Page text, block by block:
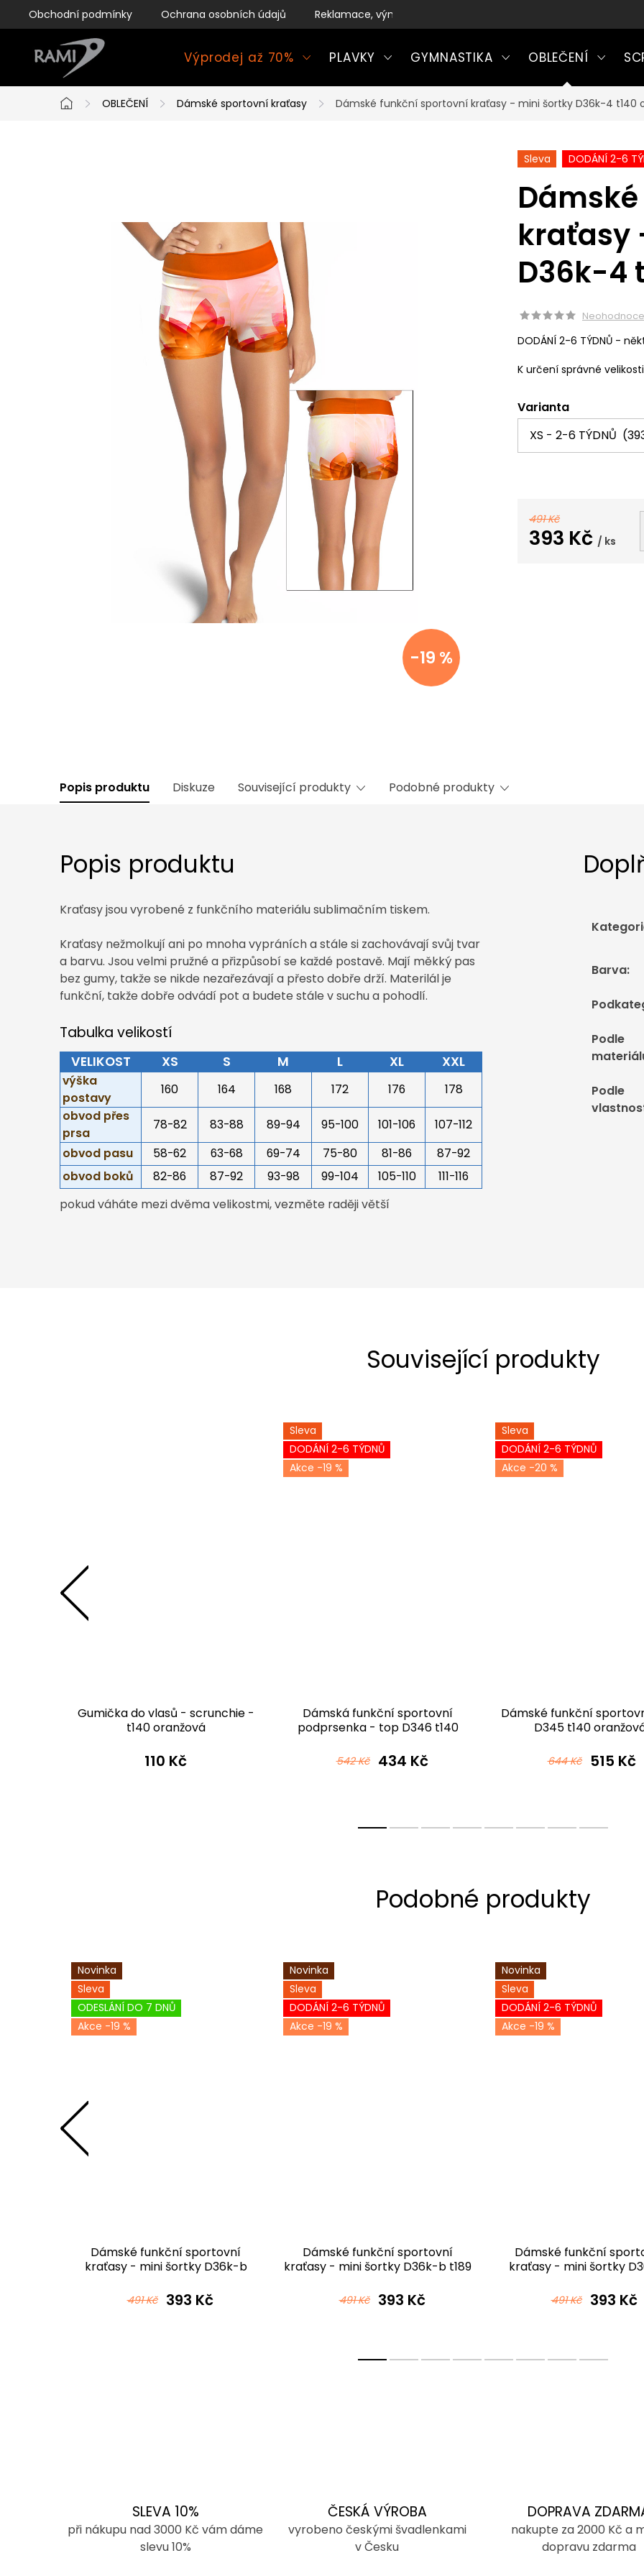
na
Obchodní podmínky Ochrana osobních údajů Reklamace, výměny a vrácení zboží
Výprodej až 70% PLAVKY GYMNASTIKA OBLEČENÍ
Domů
OBLEČENÍ Dámské sportovní kraťasy Dámské funkční sportovní kraťasy - mini šortky D36k-4 t140
-19 %
Sleva DODÁNÍ 2-6
kraťasy
D36k-4
DODÁNÍ 2-6 TÝDNŮ -
K určení správné
Varianta
491 Kč
393 Kč / ks
Popis produktu Diskuze Související produkty Podobné produkty
Popis produktu
Kraťasy jsou vyrobené z funkčního materiálu sublimačním tiskem.
Kraťasy nežmolkují ani po mnoha vypráních a stále si zachovávají svůj tvar
a barvu. Jsou velmi pružné a přizpůsobí se každé postavě. Mají měkký pas
bez gumy, takže se nikde nezařezávají a přesto dobře drží. Materilál je
funkční, takže dobře odvádí pot a budete stále v suchu a pohodlí.
Tabulka velikostí
VELIKOST XS S M L XL XXL
výška
postavy
160 164 168 172 176
178
obvod přes
prsa
78-82 83-88 89-94 95-100 101-106
107-112
obvod pasu
58-62 63-68 69-74 75-80 81-86
87-92
obvod boků
82-86 87-92 93-98 99-104 105-110
111-116
pokud váháte mezi dvěma velikostmi, vezměte raději větší
Barva:
Podle
Podle
Související produkty
Gumička do vlasů - scrunchie -
t140 oranžová
110 Kč
Sleva
DODÁNÍ 2-6 TÝDNŮ
-19 %
Dámská funkční sportovní
podprsenka - top D346 t140
542 Kč 434 Kč
Sleva
DODÁNÍ 2-6 TÝDNŮ
-20 %
Dámské funkční
D345 t140
644 Kč 515 Kč
Novinka
Sleva
ODESLÁNÍ DO 7 DNŮ
-19 %
Dámské funkční sportovní
kraťasy - mini šortky D36k-b
491 Kč 393 Kč
Novinka
Sleva
DODÁNÍ 2-6 TÝDNŮ
-19 %
Dámské funkční sportovní
kraťasy - mini šortky D36k-b t189
491 Kč 393 Kč
Novinka
Sleva
DODÁNÍ 2-6 TÝDNŮ
-19 %
Dámské funkční
kraťasy - mini šortky
491 Kč 393 Kč
SLEVA 10%
při nákupu nad 3000 Kč vám dáme
slevu 10%
ČESKÁ VÝROBA
vyrobeno českými švadlenkami
v Česku
DOPRAVA
nakupte za 2000 Kč a
dopravu zdarma